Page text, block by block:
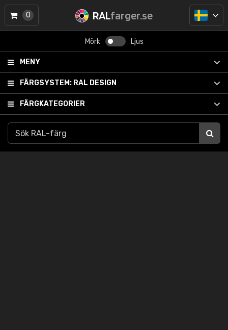
RALfarger.se
Mörk Ljus
MENY
FÄRGSYSTEM: RAL DESIGN
FÄRGKATEGORIER
0